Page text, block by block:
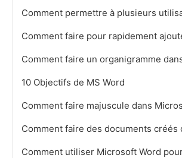
10 Objectifs de MS Word
Comment faire majuscule dans